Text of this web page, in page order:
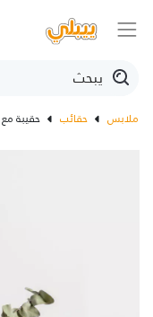
ملابس حقائب حقيبة مع